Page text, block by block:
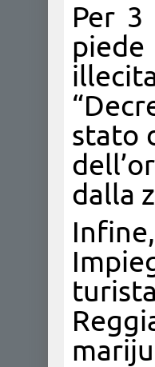
Per
stato
dalla